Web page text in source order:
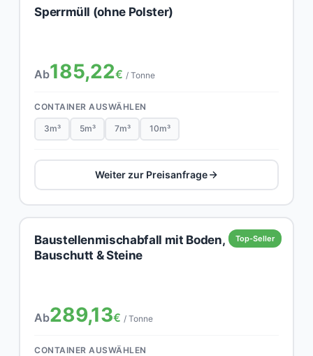
Sperrmüll (ohne Polster)
Ab185,22€ / Tonne
CONTAINER AUSWÄHLEN
3m³ 5m³ 7m³ 10m³
Weiter zur Preisanfrage
Top-Seller
Baustellenmischabfall mit Boden,
Bauschutt & Steine
Ab289,13€ / Tonne
CONTAINER AUSWÄHLEN